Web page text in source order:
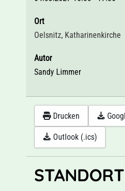
Ort
Oelsnitz, Katharinenkirche
Autor
Sandy Limmer
Drucken
Outlook (.ics)